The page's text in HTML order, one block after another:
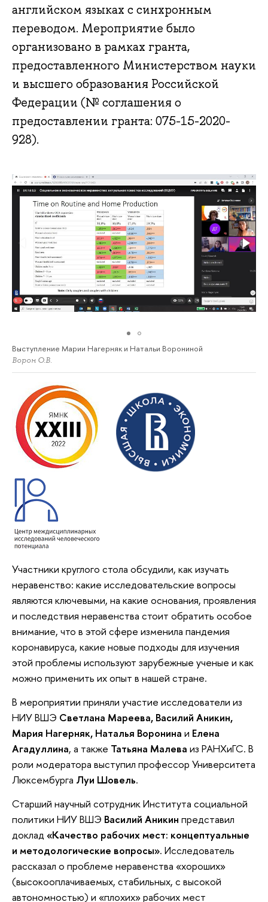
английском языках с синхронным
переводом. Мероприятие было
организовано в рамках гранта,
предоставленного Министерством науки
и высшего образования Российской
Федерации (№ соглашения о
предоставлении гранта: 075-15-2020-
928).
Выступление Марии Нагерняк и Натальи Ворониной
Ворон О.В.
Участники круглого стола обсудили, как изучать
неравенство: какие исследовательские вопросы
являются ключевыми, на какие основания, проявления
и последствия неравенства стоит обратить особое
внимание, что в этой сфере изменила пандемия
коронавируса, какие новые подходы для изучения
этой проблемы используют зарубежные ученые и как
можно применить их опыт в нашей стране.
В мероприятии приняли участие исследователи из
НИУ ВШЭ Светлана Мареева, Василий Аникин,
Мария Нагерняк, Наталья Воронина и Елена
Агадуллина, а также Татьяна Малева из РАНХиГС. В
роли модератора выступил профессор Университета
Люксембурга Луи Шовель.
Старший научный сотрудник Института социальной
политики НИУ ВШЭ Василий Аникин представил
доклад «Качество рабочих мест: концептуальные
и методологические вопросы». Исследователь
рассказал о проблеме неравенства «хороших»
(высокооплачиваемых, стабильных, с высокой
автономностью) и «плохих» рабочих мест